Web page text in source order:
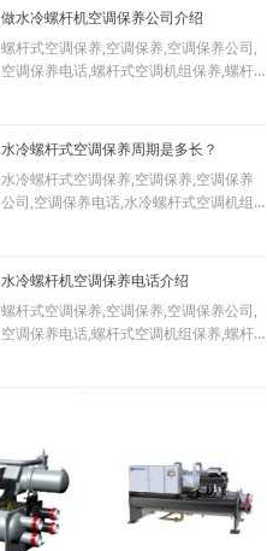
空调系统保养,螺杆式空调保养技术方式和
内容介绍，
专业中央空调 维修保养 运营托管 经验丰
富 A级资质
技术可靠
做水冷螺杆机空调保养公司介绍
螺杆式空调保养,空调保养,空调保养公司,
空调保养电话,螺杆式空调机组保养,螺杆
空调系统保养,螺杆式空调保养技术方式和
内容介绍,空调保养公司,做空调保养的公
司,空调保养单位,空调保养企业,空调保养
厂家,螺杆机空调保养公司,做水冷螺杆机
富 A级资质
北京地区15年中央空调从业经验 能维修
保养 运营代管各种中央空调，资质齐全，
技术可靠
水冷螺杆式空调保养周期是多长？
水冷螺杆式空调保养,空调保养,空调保养
公司,空调保养电话,水冷螺杆式空调机组
养,螺杆式空调系统保养,螺杆式空调保养
技术方式和内容介绍,空调保养公司,做空
调保养的公司,空调保养单位,空调保养企
业,空调保养厂家,螺杆机空调保养公司,空
富 A级资质
北京地区15年中央空调从业经验 能维修
保养 运营代管各种中央空调，资质齐全，
技术可靠
水冷螺杆机空调保养电话介绍
螺杆式空调保养,空调保养,空调保养公司,
空调保养电话,螺杆式空调机组保养,螺杆
司,空调保养单位,空调保养企业,空调保养
厂家,螺杆机空调保养公司,做水冷螺杆机
空调保养公司介绍,水冷螺杆机空调保养电
话介绍,
专业中央空调 维修保养 运营托管 经验丰